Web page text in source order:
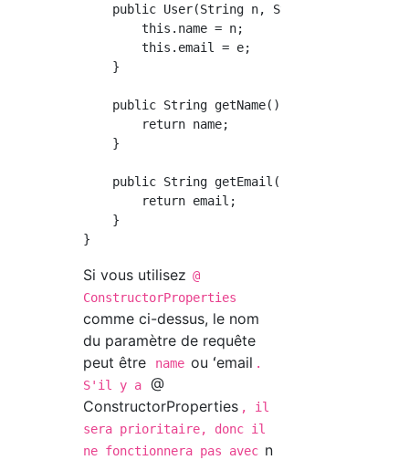
    public User(String n, String e) {
        this.name = n;
        this.email = e;
    }
    public String getName() {
        return name;
    }
    public String getEmail() {
        return email;
    }
Si vous utilisez @
ConstructorProperties
comme ci-dessus, le nom
du paramètre de requête
peut être
name ou ʻemail .
S'il y a
@
ConstructorProperties , il
sera prioritaire, donc il
ne fonctionnera pas avec n